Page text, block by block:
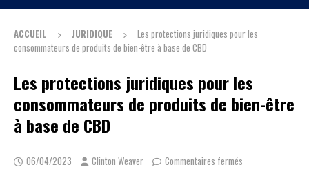
ACCUEIL JURIDIQUE
Les protections juridiques pour les
consommateurs de produits de bien-être à base de CBD
Les protections juridiques pour les
consommateurs de produits de bien-être
à base de CBD
06/04/2023 Clinton Weaver Commentaires fermés